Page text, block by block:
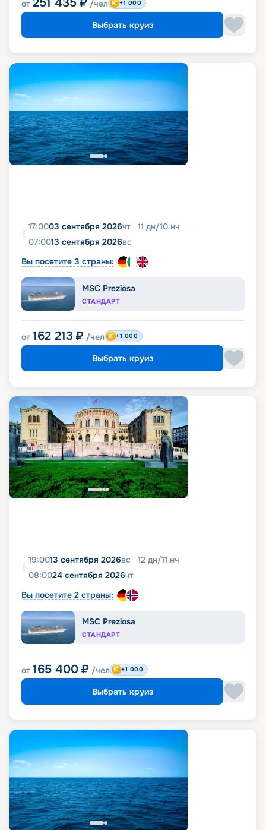
от /чел +1 000
Выбрать круиз
17:0003 сентября 2026чт 11 дн/10 нч
07:0013 сентября 2026вс
Вы посетите 3 страны:
MSC Preziosa
СТАНДАРТ
от 162 213 ₽ /чел +1 000
Выбрать круиз
19:0013 сентября 2026вс 12 дн/11 нч
08:0024 сентября 2026чт
Вы посетите 2 страны:
MSC Preziosa
СТАНДАРТ
от 165 400 ₽ /чел +1 000
Выбрать круиз